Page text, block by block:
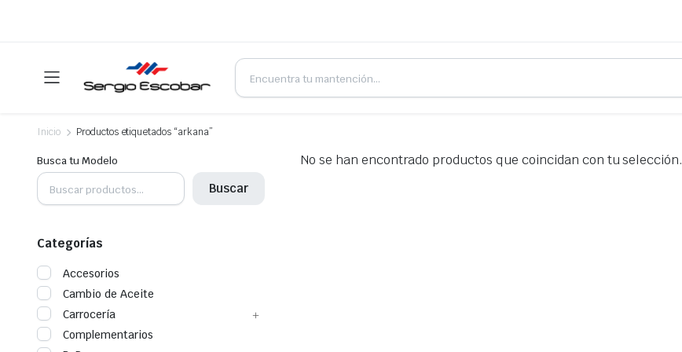
Products
search
Inicio Productos etiquetados “arkana”
No se han encontrado productos que coincidan con tu selección.
Busca tu Modelo
Buscar
Categorías
Accesorios
Cambio de Aceite
Carrocería
Complementarios